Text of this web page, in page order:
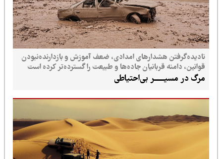
نادیده‌گرفتن هشدارهای امدادی، ضعف آموزش و بازدارنده‌نبودن
قوانین، دامنه قربانیان جاده‌ها و طبیعت را گسترده‌تر کرده است
مرگ در مسیـــــــر بی‌احتیاطی